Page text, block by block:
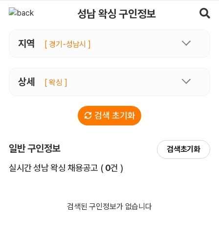
성남 왁싱 구인정보
지역 [ 경기-성남시 ]
상세 [ 왁싱 ]
검색 초기화
일반 구인정보 검색초기화
실시간 성남 왁싱 채용공고 전체 목록
( 0건 )
검색된 구인정보가 없습니다